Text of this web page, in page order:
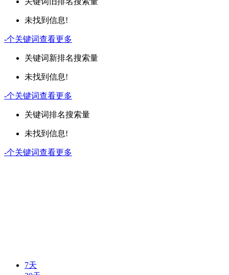
未找到信息!
-个关键词查看更多
关键词新排名搜索量
未找到信息!
-个关键词查看更多
关键词排名搜索量
未找到信息!
-个关键词查看更多
7天